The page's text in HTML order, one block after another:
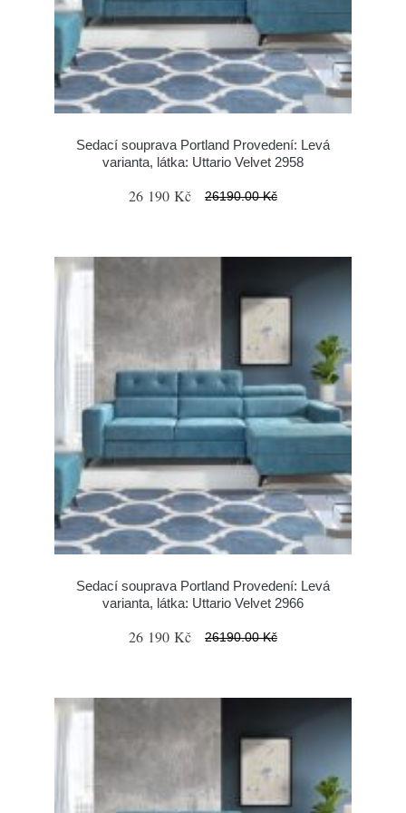
Sedací souprava Portland Provedení: Levá
varianta, látka: Uttario Velvet 2958
26 190 Kč 26190.00 Kč
Sedací souprava Portland Provedení: Levá
varianta, látka: Uttario Velvet 2966
26 190 Kč 26190.00 Kč